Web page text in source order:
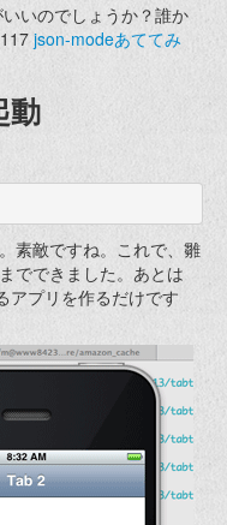
いのでしょうか？誰か
json-modeあててみ
動
素敵ですね。これで、雛
でできました。あとは
アプリを作るだけです